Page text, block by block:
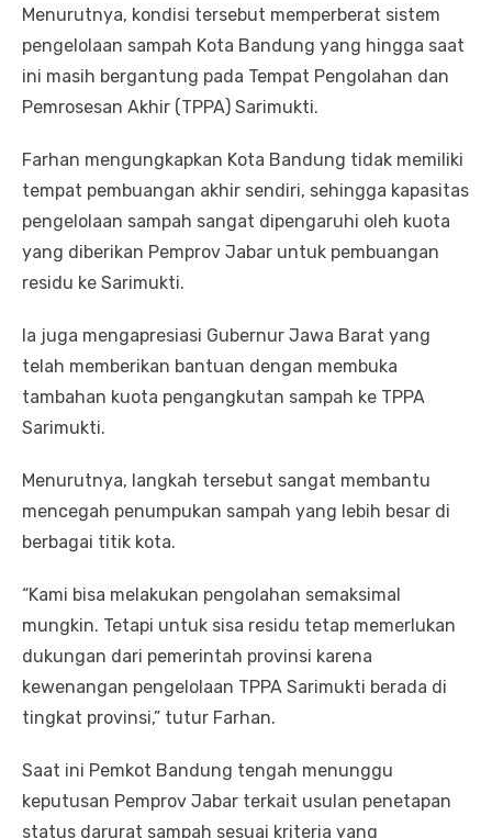
Menurutnya, kondisi tersebut memperberat sistem
pengelolaan sampah Kota Bandung yang hingga saat
ini masih bergantung pada Tempat Pengolahan dan
Pemrosesan Akhir (TPPA) Sarimukti.
Farhan mengungkapkan Kota Bandung tidak memiliki
tempat pembuangan akhir sendiri, sehingga kapasitas
pengelolaan sampah sangat dipengaruhi oleh kuota
yang diberikan Pemprov Jabar untuk pembuangan
residu ke Sarimukti.
Ia juga mengapresiasi Gubernur Jawa Barat yang
telah memberikan bantuan dengan membuka
tambahan kuota pengangkutan sampah ke TPPA
Sarimukti.
Menurutnya, langkah tersebut sangat membantu
mencegah penumpukan sampah yang lebih besar di
berbagai titik kota.
“Kami bisa melakukan pengolahan semaksimal
mungkin. Tetapi untuk sisa residu tetap memerlukan
dukungan dari pemerintah provinsi karena
kewenangan pengelolaan TPPA Sarimukti berada di
tingkat provinsi,” tutur Farhan.
Saat ini Pemkot Bandung tengah menunggu
keputusan Pemprov Jabar terkait usulan penetapan
status darurat sampah sesuai kriteria yang